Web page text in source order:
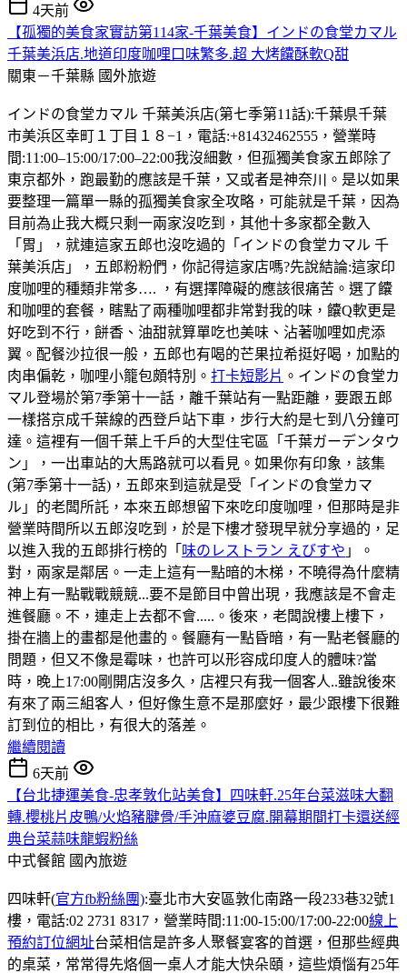
4天前
【孤獨的美食家實訪第114家-千葉美食】インドの食堂カマル
千葉美浜店.地道印度咖哩口味繁多.超 大烤饢酥軟Q甜
關東－千葉縣 國外旅遊
インドの食堂カマル 千葉美浜店(第七季第11話):千葉県千葉
市美浜区幸町１丁目１８−1，電話:+81432462555，營業時
間:11:00–15:00/17:00–22:00我沒細數，但孤獨美食家五郎除了
東京都外，跑最勤的應該是千葉，又或者是神奈川。是以如果
要整理一篇單一縣的孤獨美食家全攻略，可能就是千葉，因為
目前為止我大概只剩一兩家沒吃到，其他十多家都全數入
「胃」，就連這家五郎也沒吃過的「インドの食堂カマル 千
葉美浜店」，五郎粉粉們，你記得這家店嗎?先說結論:這家印
度咖哩的種類非常多…. ，有選擇障礙的應該很痛苦。選了饢
和咖哩的套餐，瞎點了兩種咖哩都非常對我的味，饢Q軟更是
好吃到不行，餅香、油甜就算單吃也美味、沾著咖哩如虎添
翼。配餐沙拉很一般，五郎也有喝的芒果拉希挺好喝，加點的
肉串偏乾，咖哩小籠包頗特別。 打卡短影片 。インドの食堂カ
マル登場於第7季第十一話，離千葉站有一點距離，要跟五郎
一樣搭京成千葉線的西登戶站下車，步行大約是七到八分鐘可
達。這裡有一個千葉上千戶的大型住宅區「千葉ガーデンタウ
ン」，一出車站的大馬路就可以看見。如果你有印象，該集
(第7季第十一話)，五郎來到這就是受「インドの食堂カマ
ル」的老闆所託，本來五郎想留下來吃印度咖哩，但那時是非
營業時間所以五郎沒吃到，於是下樓才發現早就分享過的，足
以進入我的五郎排行榜的「 味のレストラン えびすや 」。
對，兩家是鄰居。一走上這有一點暗的木梯，不曉得為什麼精
神上有一點戰戰競競...要不是節目中曾出現，我應該是不會走
進餐廳。不，連走上去都不會.....。後來，老闆說樓上樓下，
掛在牆上的畫都是他畫的。餐廳有一點昏暗，有一點老餐廳的
問題，但又不像是霉味，也許可以形容成印度人的體味?當
時，晚上17:00剛開店沒多久，店裡只有我一個客人..雖說後來
有來了兩三組客人，但好像生意不是那麼好，最少跟樓下很難
訂到位的相比，有很大的落差。
繼續閱讀
6天前
【台北捷運美食-忠孝敦化站美食】四味軒.25年台菜滋味大翻
轉.櫻桃片皮鴨/火焰豬腱骨/手沖麻婆豆腐.開幕期間打卡還送經
典台菜蒜味龍蝦粉絲
中式餐館 國內旅遊
四味軒(官方fb粉絲團):臺北市大安區敦化南路一段233巷32號1
樓，電話:02 2731 8317，營業時間:11:00-15:00/17:00-22:00線上
預約訂位網址台菜相信是許多人聚餐宴客的首選，但那些經典
的桌菜，常常得先烙個一桌人才能大快朵頤，這些煩惱有25年